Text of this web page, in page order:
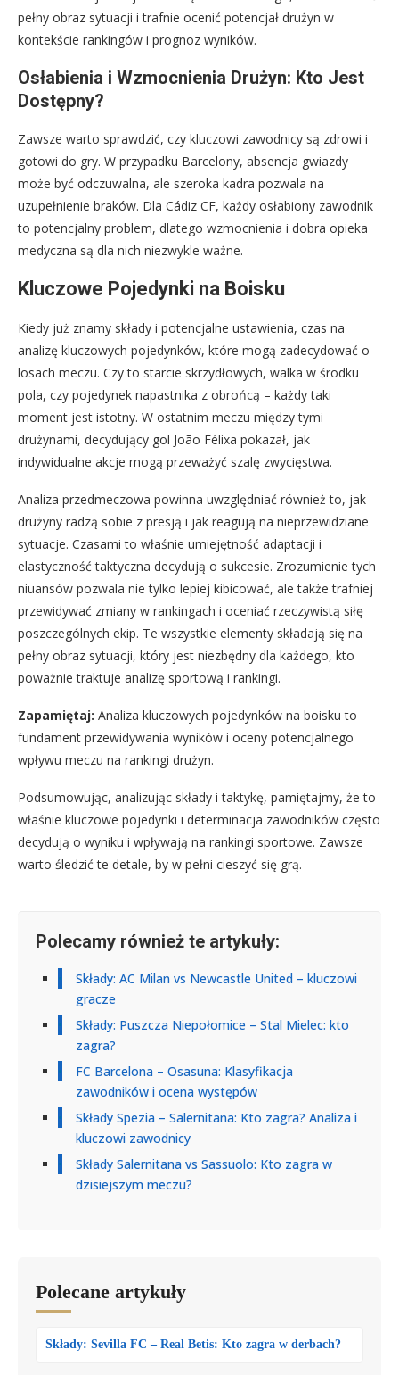
pełny obraz sytuacji i trafnie ocenić potencjał drużyn w
kontekście rankingów i prognoz wyników.
Osłabienia i Wzmocnienia Drużyn: Kto Jest
Dostępny?
Zawsze warto sprawdzić, czy kluczowi zawodnicy są zdrowi i
gotowi do gry. W przypadku Barcelony, absencja gwiazdy
może być odczuwalna, ale szeroka kadra pozwala na
uzupełnienie braków. Dla Cádiz CF, każdy osłabiony zawodnik
to potencjalny problem, dlatego wzmocnienia i dobra opieka
medyczna są dla nich niezwykle ważne.
Kluczowe Pojedynki na Boisku
Kiedy już znamy składy i potencjalne ustawienia, czas na
analizę kluczowych pojedynków, które mogą zadecydować o
losach meczu. Czy to starcie skrzydłowych, walka w środku
pola, czy pojedynek napastnika z obrońcą – każdy taki
moment jest istotny. W ostatnim meczu między tymi
drużynami, decydujący gol João Félixa pokazał, jak
indywidualne akcje mogą przeważyć szalę zwycięstwa.
Analiza przedmeczowa powinna uwzględniać również to, jak
drużyny radzą sobie z presją i jak reagują na nieprzewidziane
sytuacje. Czasami to właśnie umiejętność adaptacji i
elastyczność taktyczna decydują o sukcesie. Zrozumienie tych
niuansów pozwala nie tylko lepiej kibicować, ale także trafniej
przewidywać zmiany w rankingach i oceniać rzeczywistą siłę
poszczególnych ekip. Te wszystkie elementy składają się na
pełny obraz sytuacji, który jest niezbędny dla każdego, kto
poważnie traktuje analizę sportową i rankingi.
Zapamiętaj: Analiza kluczowych pojedynków na boisku to
fundament przewidywania wyników i oceny potencjalnego
wpływu meczu na rankingi drużyn.
Podsumowując, analizując składy i taktykę, pamiętajmy, że to
właśnie kluczowe pojedynki i determinacja zawodników często
decydują o wyniku i wpływają na rankingi sportowe. Zawsze
warto śledzić te detale, by w pełni cieszyć się grą.
Polecamy również te artykuły:
Składy: AC Milan vs Newcastle United – kluczowi
gracze
Składy: Puszcza Niepołomice – Stal Mielec: kto
zagra?
FC Barcelona – Osasuna: Klasyfikacja
zawodników i ocena występów
Składy Spezia – Salernitana: Kto zagra? Analiza i
kluczowi zawodnicy
Składy Salernitana vs Sassuolo: Kto zagra w
dzisiejszym meczu?
Polecane artykuły
Składy: Sevilla FC – Real Betis: Kto zagra w derbach?